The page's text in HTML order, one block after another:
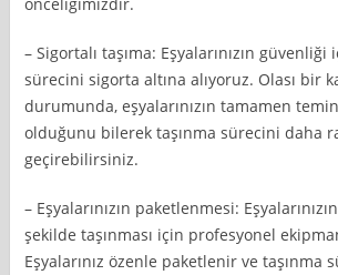
– Sigortalı taşıma: Eşyalarınızın
sürecini sigorta altına alıyoruz. Olası bir
durumunda, eşyalarınızın tamamen
olduğunu bilerek taşınma sürecini daha
geçirebilirsiniz.
– Eşyalarınızın paketlenmesi:
şekilde taşınması için profesyonel
Eşyalarınız özenle paketlenir ve taşınma